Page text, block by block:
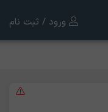
ورود / ثبت نام